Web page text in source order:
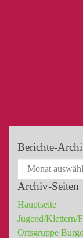
Berichte-
Archiv-Seiten
Hauptseite
Jugend/Klettern/
Ortsgruppe